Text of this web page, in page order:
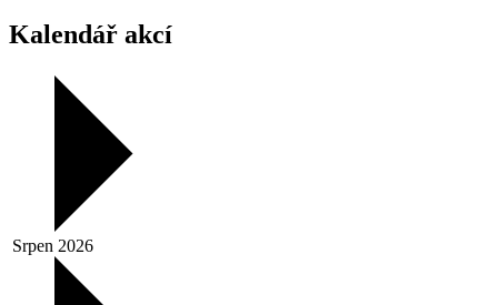
Kalendář akcí
Srpen 2026